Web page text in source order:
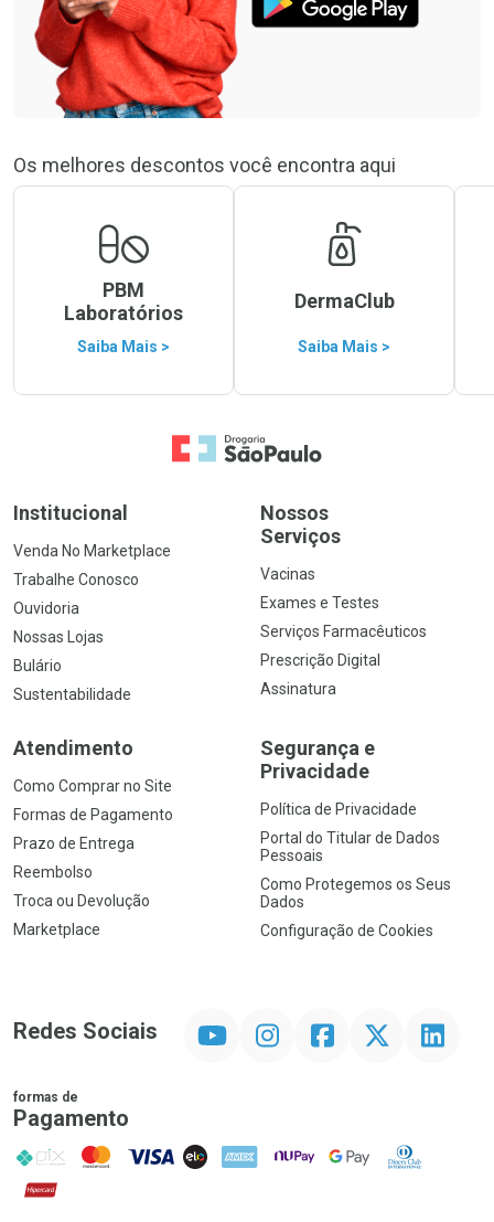
Os melhores descontos você encontra aqui
PBM
Laboratórios
Saiba Mais >
DermaClub
Saiba Mais >
Ir para a Home
Institucional
Venda No Marketplace
Trabalhe Conosco
Ouvidoria
Nossas Lojas
Bulário
Sustentabilidade
Nossos
Serviços
Vacinas
Exames e Testes
Serviços Farmacêuticos
Prescrição Digital
Assinatura
Atendimento
Como Comprar no Site
Formas de Pagamento
Prazo de Entrega
Reembolso
Troca ou Devolução
Marketplace
Segurança e
Privacidade
Política de Privacidade
Portal do Titular de Dados
Pessoais
Como Protegemos os Seus
Dados
Configuração de Cookies
Redes Sociais InstagramFacebookTwitter Linkedin
formas de
Pagamento
PIX MasterCard
VISA ELO AMEX NuPay Google PayDiners Club
Hipercard